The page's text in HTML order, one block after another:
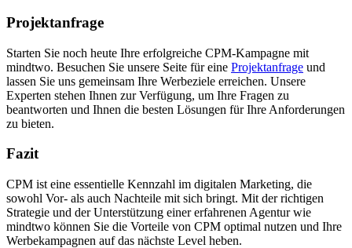
Projektanfrage
Starten Sie noch heute Ihre erfolgreiche CPM-Kampagne mit
mindtwo. Besuchen Sie unsere Seite für eine Projektanfrage und
lassen Sie uns gemeinsam Ihre Werbeziele erreichen. Unsere
Experten stehen Ihnen zur Verfügung, um Ihre Fragen zu
beantworten und Ihnen die besten Lösungen für Ihre Anforderungen
zu bieten.
Fazit
CPM ist eine essentielle Kennzahl im digitalen Marketing, die
sowohl Vor- als auch Nachteile mit sich bringt. Mit der richtigen
Strategie und der Unterstützung einer erfahrenen Agentur wie
mindtwo können Sie die Vorteile von CPM optimal nutzen und Ihre
Werbekampagnen auf das nächste Level heben.